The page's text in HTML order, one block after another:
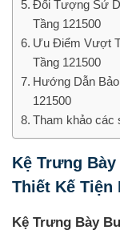
Đối Tượng Sử
Tầng 121500
Ưu Điểm Vượt
Tầng 121500
Hướng Dẫn
121500
Tham khảo các
Kệ Trưng
Thiết Kế Tiện
Kệ Trưng Bày